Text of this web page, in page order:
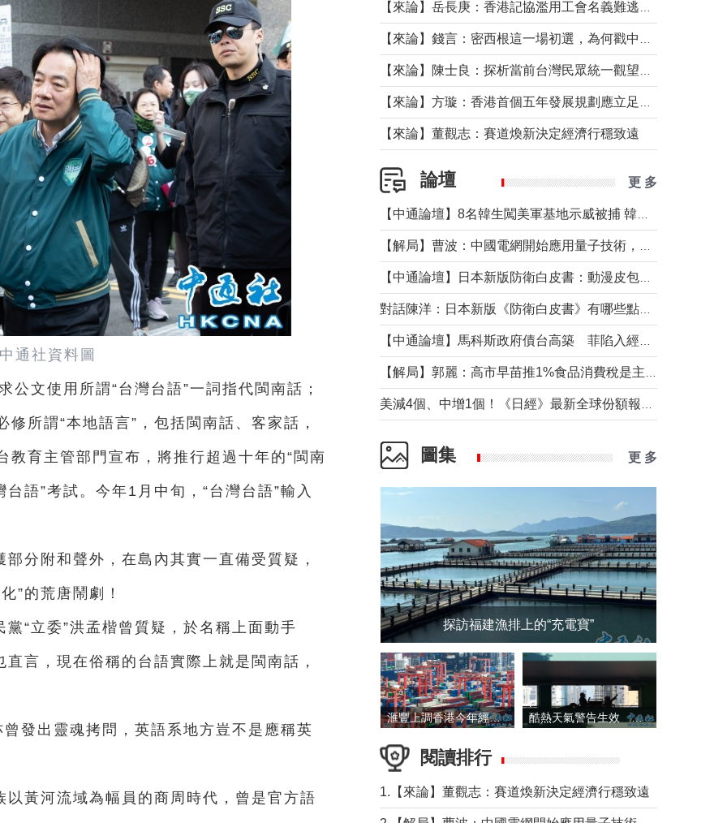
通社資料圖
文使用所謂“台灣台語”一詞指代閩南話；
所謂“本地語言”，包括閩南話、客家話，
育主管部門宣布，將推行超過十年的“閩南
語”考試。今年1月中旬，“台灣台語”輸入
分附和聲外，在島內其實一直備受質疑，
”的荒唐鬧劇！
“立委”洪孟楷曾質疑，於名稱上面動手
言，現在俗稱的台語實際上就是閩南話，
發出靈魂拷問，英語系地方豈不是應稱英
黃河流域為幅員的商周時代，曾是官方語
【來論】董觀志：賽道煥新決定經濟行穩致遠
論壇 更 多
圖集 更 多
探訪福建漁排上的“充電寶”
滙豐上調香港今年經濟增長預測至4.5% 酷熱天氣警告生效 本港高溫持續至下周
閱讀排行
1.【來論】董觀志：賽道煥新決定經濟行穩致遠